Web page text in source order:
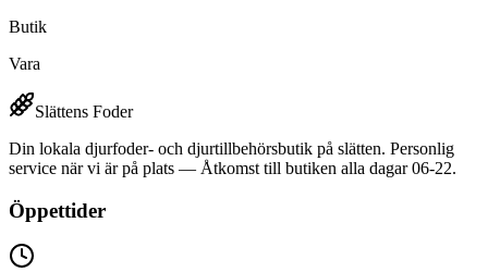
Butik
Vara
Slättens Foder
Din lokala djurfoder- och djurtillbehörsbutik på slätten. Personlig
service när vi är på plats — Åtkomst till butiken alla dagar 06-22.
Öppettider